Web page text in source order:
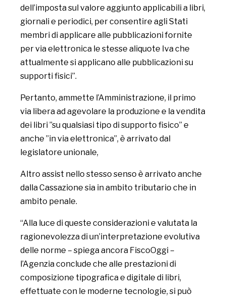
dell’imposta sul valore aggiunto applicabili a libri,
giornali e periodici, per consentire agli Stati
membri di applicare alle pubblicazioni fornite
per via elettronica le stesse aliquote Iva che
attualmente si applicano alle pubblicazioni su
supporti fisici”.
Pertanto, ammette l’Amministrazione, il primo
via libera ad agevolare la produzione e la vendita
dei libri ”su qualsiasi tipo di supporto fisico” e
anche ”in via elettronica”, è arrivato dal
legislatore unionale,
Altro assist nello stesso senso è arrivato anche
dalla Cassazione sia in ambito tributario che in
ambito penale.
“Alla luce di queste considerazioni e valutata la
ragionevolezza di un’interpretazione evolutiva
delle norme – spiega ancora FiscoOggi –
l’Agenzia conclude che alle prestazioni di
composizione tipografica e digitale di libri,
effettuate con le moderne tecnologie, si può